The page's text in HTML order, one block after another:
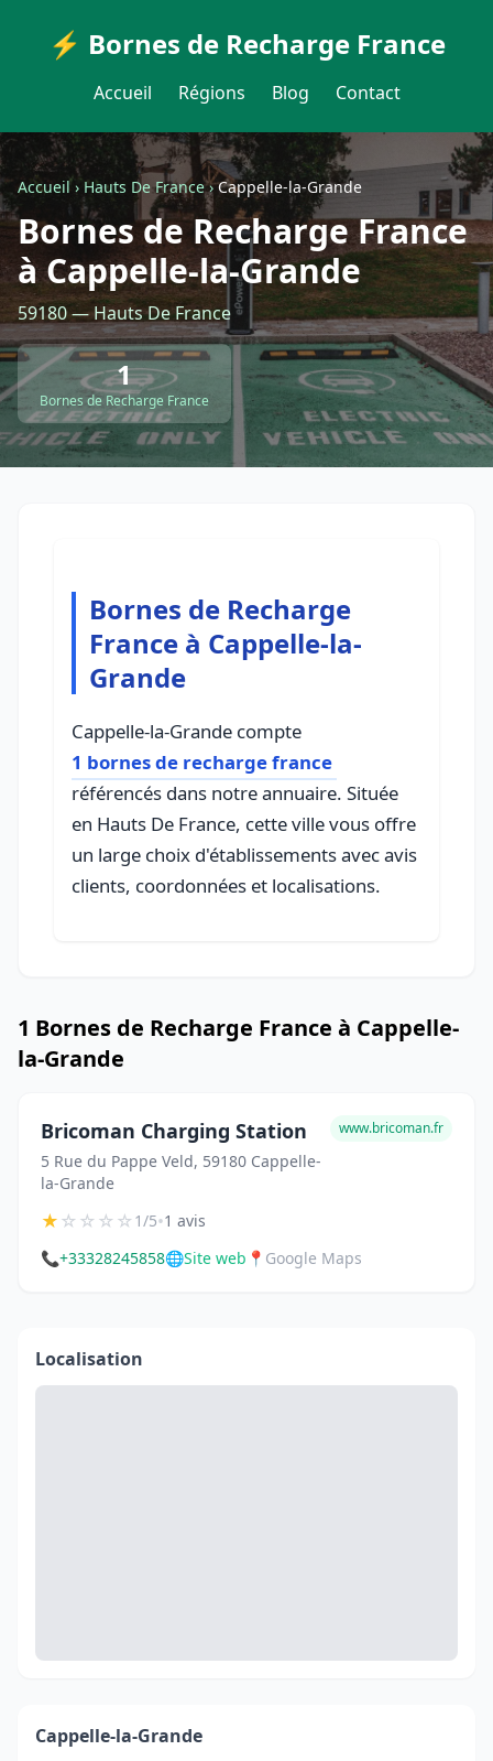
⚡ Bornes de Recharge France
Accueil Régions Blog Contact
Accueil›Hauts De France›Cappelle-la-Grande
Bornes de Recharge France
à Cappelle-la-Grande
59180 — Hauts De France
1
Bornes de Recharge France
Bornes de Recharge
France à Cappelle-la-
Grande
Cappelle-la-Grande compte
1 bornes de recharge france
référencés dans notre annuaire. Située
en Hauts De France, cette ville vous offre
un large choix d'établissements avec avis
clients, coordonnées et localisations.
1 Bornes de Recharge France à Cappelle-
la-Grande
Bricoman Charging Station
5 Rue du Pappe Veld, 59180 Cappelle-
la-Grande
www.bricoman.fr
★☆☆☆☆1/5•1 avis
📞+33328245858🌐Site web 📍 Google Maps
Localisation
Cappelle-la-Grande